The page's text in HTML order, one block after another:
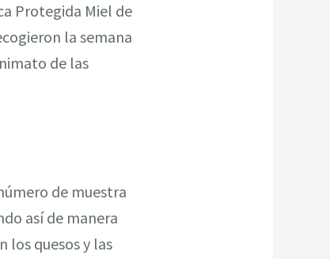
Protegida Miel de
la semana
de las
de muestra
así de manera
los quesos y las